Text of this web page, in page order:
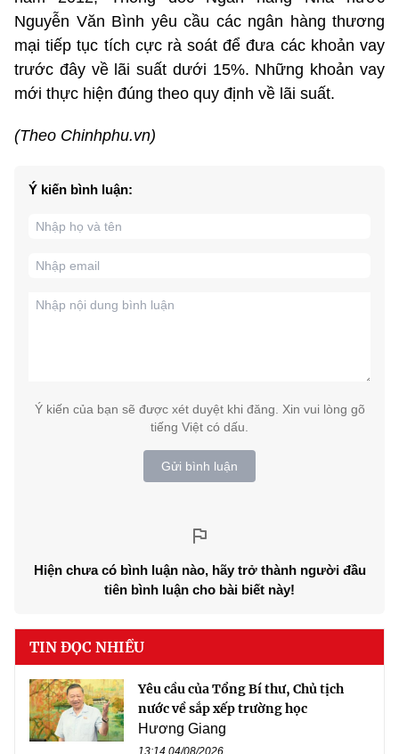
Nguyễn Văn Bình yêu cầu các ngân hàng thương
mại tiếp tục tích cực rà soát để đưa các khoản vay
trước đây về lãi suất dưới 15%. Những khoản vay
mới thực hiện đúng theo quy định về lãi suất.
(Theo Chinhphu.vn)
Ý kiến bình luận:
Ý kiến của bạn sẽ được xét duyệt khi đăng. Xin vui lòng gõ
tiếng Việt có dấu.
Gửi bình luận
Hiện chưa có bình luận nào, hãy trở thành người đầu
tiên bình luận cho bài biết này!
TIN ĐỌC NHIỀU
Yêu cầu của Tổng Bí thư, Chủ tịch
nước về sắp xếp trường học
Hương Giang
13:14 04/08/2026